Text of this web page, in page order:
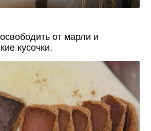
от марли и
кусочки.